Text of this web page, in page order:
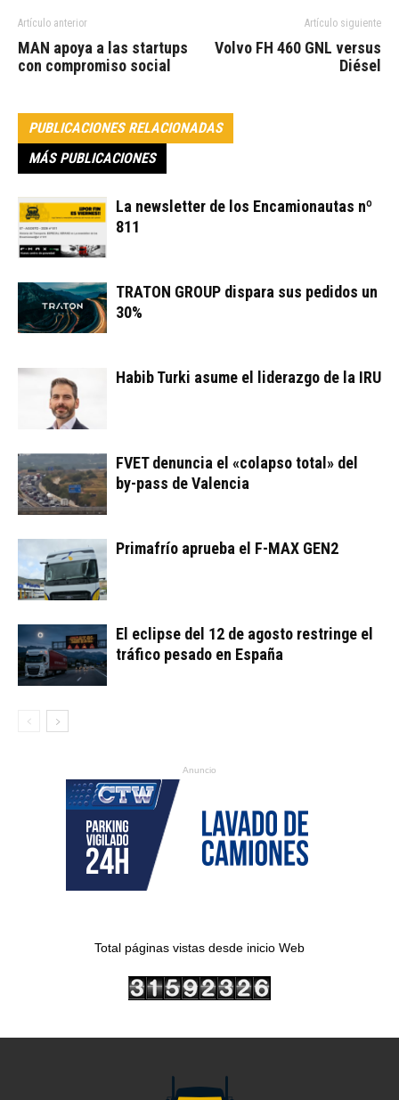
Artículo anterior
MAN apoya a las startups
con compromiso social
Artículo siguiente
Volvo FH 460 GNL versus
Diésel
PUBLICACIONES RELACIONADAS
MÁS PUBLICACIONES
La newsletter de los Encamionautas nº
811
TRATON GROUP dispara sus pedidos un
30%
Habib Turki asume el liderazgo de la IRU
FVET denuncia el «colapso total» del
by-pass de Valencia
Primafrío aprueba el F-MAX GEN2
El eclipse del 12 de agosto restringe el
tráfico pesado en España
Anuncio
Total páginas vistas desde inicio Web